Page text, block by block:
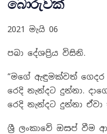
බොරුවක්
2021 මැයි 06
පබා දේශප්‍රිය විසිනි.
“මගේ ඇඳුමක්වත්
රෙදි නැන්දට දුන්නා.
රෙදි නැන්දට දුන්නා
ශ්‍රී ලංකාවේ ඔසප් වීම